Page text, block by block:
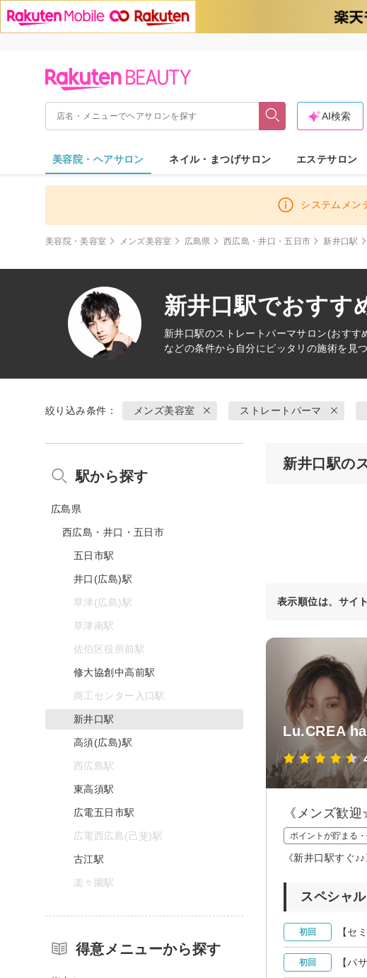
AI検索
美容院・ヘアサロン ネイル・まつげサロン エステサロン
システムメン
美容院・美容室 メンズ美容室 広島県 西広島・井口・五日市 新井口駅
新井口駅でおすす
新井口駅のストレートパーマサロン(おすす
などの条件から自分にピッタリの施術を見
絞り込み条件： メンズ美容室 ストレートパーマ
新井口駅の
表示順位は、サイ
Lu.CREA
《メンズ歓
ポイントが貯まる
《新井口駅すぐ
スペシャ
初回 【セ
初回 【パ
駅から探す
広島県
西広島・井口・五日市
五日市駅
井口(広島)駅
草津(広島)駅
草津南駅
佐伯区役所前駅
修大協創中高前駅
商工センター入口駅
新井口駅
高須(広島)駅
西広島駅
東高須駅
広電五日市駅
広電西広島(己斐)駅
古江駅
楽々園駅
得意メニューから探す